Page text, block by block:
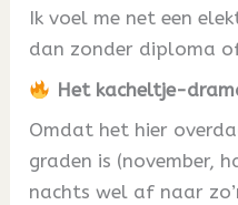
Ik voel me net een
dan zonder diploma
Het kacheltje-
Omdat het hier
graden is (november,
nachts wel af naar